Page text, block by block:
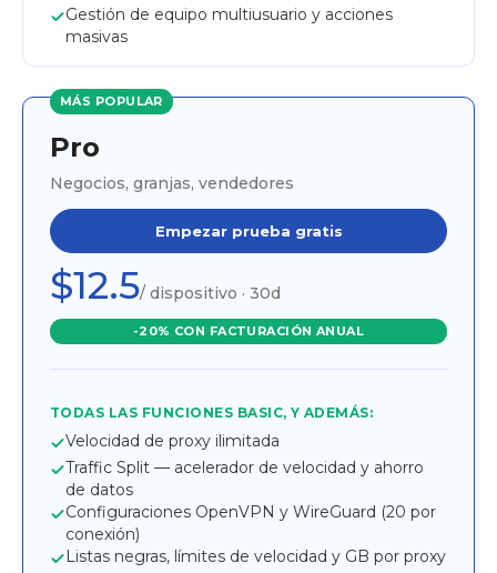
Gestión de equipo multiusuario y acciones
masivas
MÁS POPULAR
Pro
Negocios, granjas, vendedores
Empezar prueba gratis
$12.5/ dispositivo · 30d
-20% CON FACTURACIÓN ANUAL
TODAS LAS FUNCIONES BASIC, Y ADEMÁS:
Velocidad de proxy ilimitada
Traffic Split — acelerador de velocidad y ahorro
de datos
Configuraciones OpenVPN y WireGuard (20 por
conexión)
Listas negras, límites de velocidad y GB por proxy